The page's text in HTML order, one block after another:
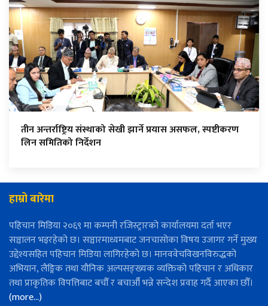
तीन अन्तर्राष्ट्रिय संस्थाको सेखी झार्ने प्रयास असफल, स्पष्टीकरण
लिन समितिको निर्देशन
हाम्रो बारेमा
पहिचान मिडिया २०६९ मा कम्पनी रजिस्ट्रारको कार्यालयमा दर्ता भएर
सञ्चालन भइरहेको छ। सञ्चारमाध्यमबाट जनचासोका विषय उजागर गर्ने मुख्य
उद्देश्यसहित पहिचान मिडिया लागिरहेको छ। मानववेचविखनविरुद्धको
अभियान, लैङ्गिक तथा यौनिक अल्पसङ्ख्यक व्यक्तिको पहिचान र अधिकार
तथा प्राकृतिक विपत्तिबाट बचौँ र बचाऔँ भन्ने सन्देश प्रवाह गर्दै आएका छौँ।
(more…)